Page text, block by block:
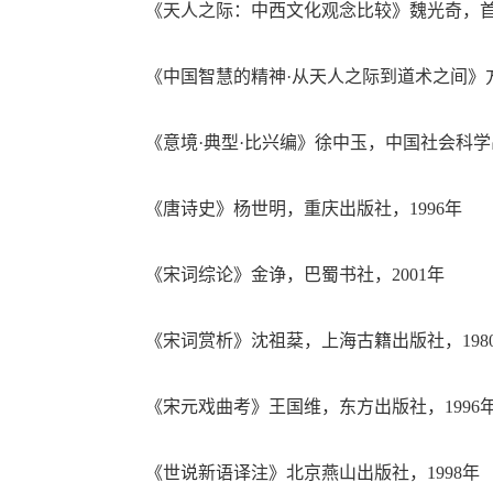
《天人之际：中西文化观念比较》魏光奇，
《中国智慧的精神·从天人之际到道术之间》
《意境·典型·比兴编》徐中玉，中国社会科学
《唐诗史》杨世明，重庆出版社，1996年
《宋词综论》金诤，巴蜀书社，2001年
《宋词赏析》沈祖棻，上海古籍出版社，
《宋元戏曲考》王国维，东方出版社，1996
《世说新语译注》北京燕山出版社，1998年